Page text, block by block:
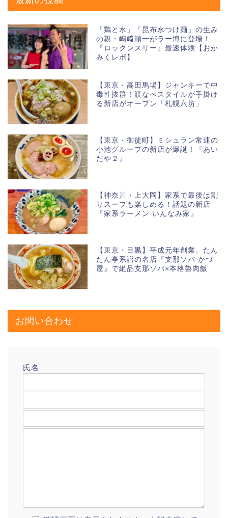
「鶏と水」「昆布水つけ麺」の生み
の親・嶋﨑順一がラー博に登場！
『ロックンスリー』最速体験【おか
みくレポ】
【東京・高田馬場】ジャンキーで中
毒性抜群！渡なべスタイルが手掛け
る新店がオープン「札幌六坊」
【東京・御徒町】ミシュラン常連の
小池グループの新店が爆誕！『あい
だや２』
【神奈川・上大岡】家系で最後は割
りスープも楽しめる！話題の新店
『家系ラーメン いんなみ家』
【東京・目黒】平成元年創業、たん
たん亭系譜の名店『支那ソバ かづ
屋』で絶品支那ソバ×本格魯肉飯
お問い合わせ
氏名
プロフィール